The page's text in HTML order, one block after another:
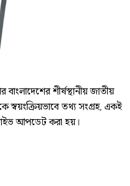
শীর্ষস্থানীয় জাতীয়
স্বয়ংক্রিয়ভাবে তথ্য সংগ্রহ, একই
আপডেট করা হয়।